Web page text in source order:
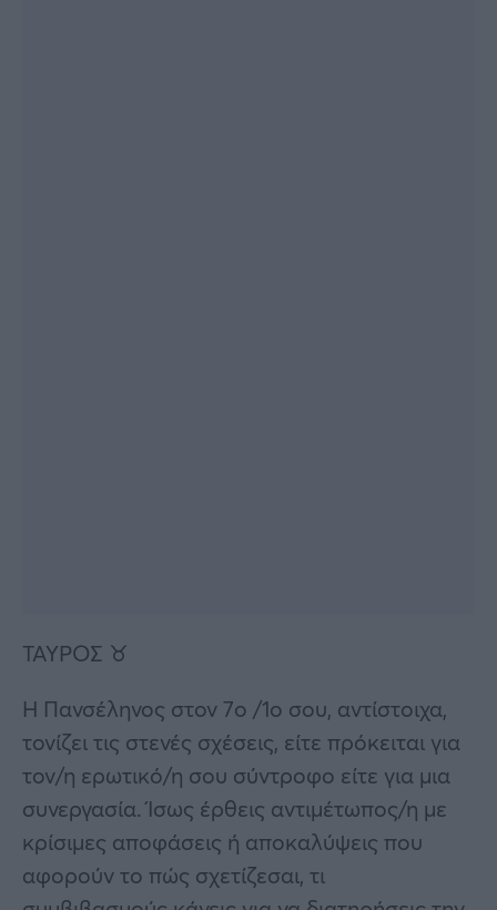
ΤΑΥΡΟΣ ♉
Η Πανσέληνος στον 7ο /1ο σου, αντίστοιχα,
τονίζει τις στενές σχέσεις, είτε πρόκειται για
τον/η ερωτικό/η σου σύντροφο είτε για μια
συνεργασία. Ίσως έρθεις αντιμέτωπος/η με
κρίσιμες αποφάσεις ή αποκαλύψεις που
αφορούν το πώς σχετίζεσαι, τι